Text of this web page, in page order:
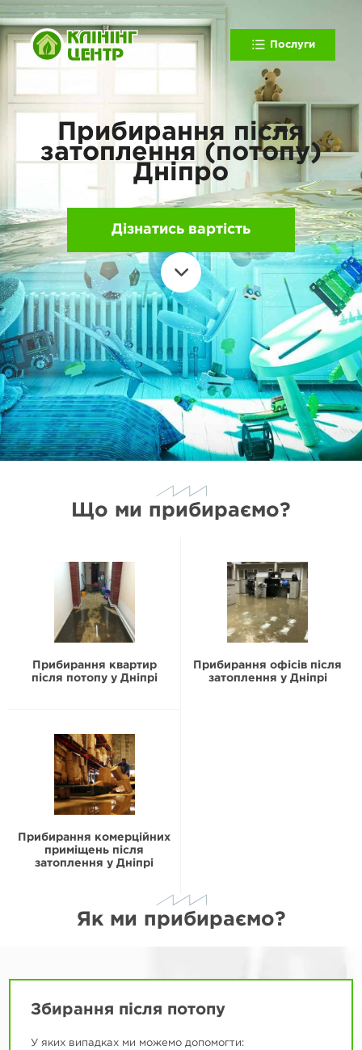
Послуги
Прибирання після
затоплення (потопу)
Дніпро
Дізнатись вартість
Що ми прибираємо?
Прибирання квартир
після потопу у Дніпрі
Прибирання офісів після
затоплення у Дніпрі
Прибирання комерційних
приміщень після
затоплення у Дніпрі
Як ми прибираємо?
Збирання після потопу
У яких випадках ми можемо допомогти: